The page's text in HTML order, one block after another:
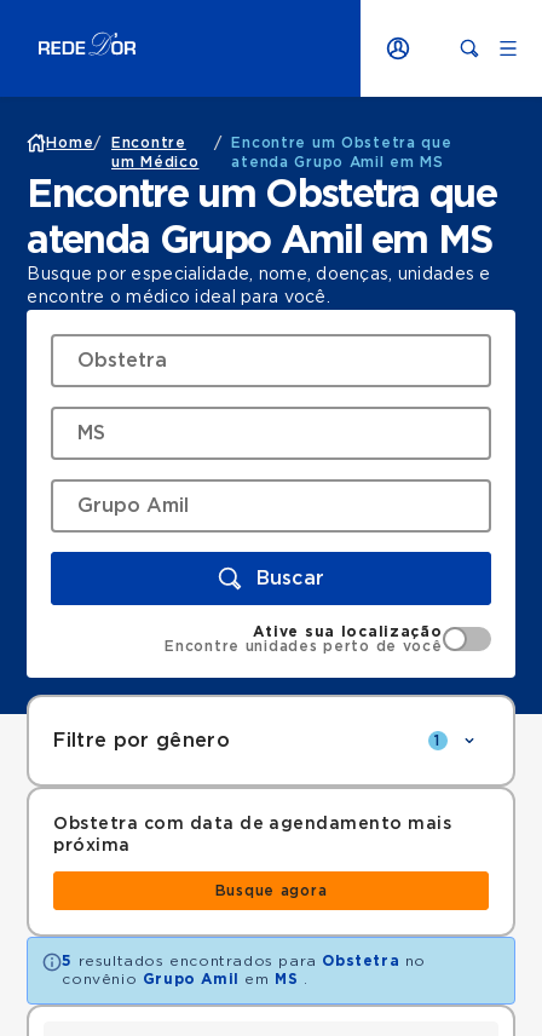
Home/
Encontre
um Médico
/
Encontre um Obstetra que
atenda Grupo Amil em MS
Encontre um Obstetra que
atenda Grupo Amil em MS
Busque por especialidade, nome, doenças, unidades e
encontre o médico ideal para você.
Buscar
Ative sua localização
Encontre unidades perto de você
Filtre por gênero 1
Obstetra com data de agendamento mais
próxima
Busque agora
5 resultados encontrados para Obstetra no
convênio Grupo Amil em MS